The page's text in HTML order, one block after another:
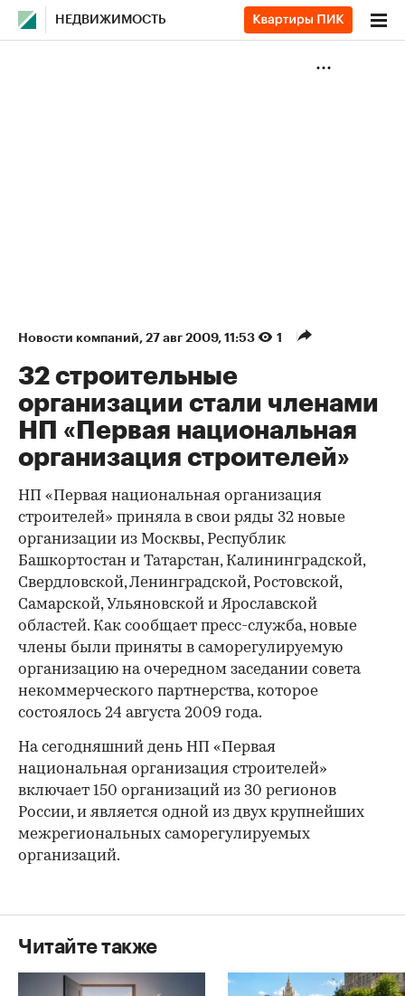
НЕДВИЖИМОСТЬ
Новости компаний⁠, 27 авг 2009, 11:53 1
32 строительные
организации стали членами
НП «Первая национальная
организация строителей»
НП «Первая национальная организация
строителей» приняла в свои ряды 32 новые
организации из Москвы, Республик
Башкортостан и Татарстан, Калининградской,
Свердловской, Ленинградской, Ростовской,
Самарской, Ульяновской и Ярославской
областей. Как сообщает пресс-служба, новые
члены были приняты в саморегулируемую
организацию на очередном заседании совета
некоммерческого партнерства, которое
состоялось 24 августа 2009 года.
На сегодняшний день НП «Первая
национальная организация строителей»
включает 150 организаций из 30 регионов
России, и является одной из двух крупнейших
межрегиональных саморегулируемых
организаций.
Читайте также